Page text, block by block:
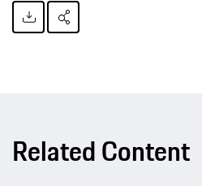
Related Content